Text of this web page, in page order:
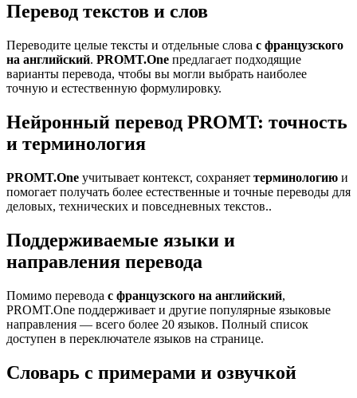
Перевод текстов и слов
Переводите целые тексты и отдельные слова с французского
на английский. PROMT.One предлагает подходящие
варианты перевода, чтобы вы могли выбрать наиболее
точную и естественную формулировку.
Нейронный перевод PROMT: точность
и терминология
PROMT.One учитывает контекст, сохраняет терминологию и
помогает получать более естественные и точные переводы для
деловых, технических и повседневных текстов..
Поддерживаемые языки и
направления перевода
Помимо перевода с французского на английский,
PROMT.One поддерживает и другие популярные языковые
направления — всего более 20 языков. Полный список
доступен в переключателе языков на странице.
Словарь с примерами и озвучкой